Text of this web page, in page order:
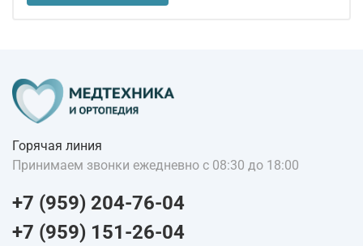
Горячая линия
Принимаем звонки ежедневно с 08:30 до 18:00
+7 (959) 204-76-04
+7 (959) 151-26-04